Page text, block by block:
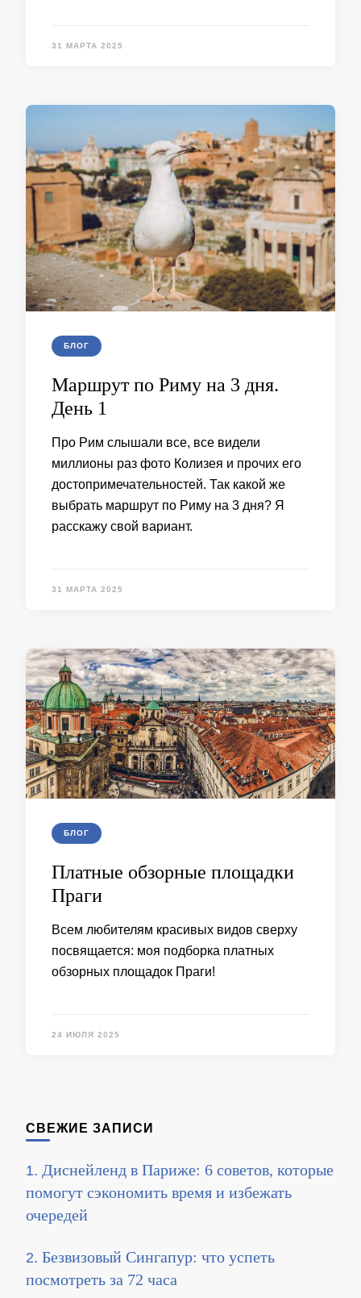
31 МАРТА 2025
БЛОГ
Маршрут по Риму на 3 дня.
День 1
Про Рим слышали все, все видели
миллионы раз фото Колизея и прочих его
достопримечательностей. Так какой же
выбрать маршрут по Риму на 3 дня? Я
расскажу свой вариант.
31 МАРТА 2025
БЛОГ
Платные обзорные площадки
Праги
Всем любителям красивых видов сверху
посвящается: моя подборка платных
обзорных площадок Праги!
24 ИЮЛЯ 2025
СВЕЖИЕ ЗАПИСИ
Диснейленд в Париже: 6 советов, которые
помогут сэкономить время и избежать
очередей
Безвизовый Сингапур: что успеть
посмотреть за 72 часа